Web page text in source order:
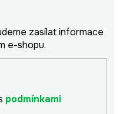
zasílat informace
e-shopu.
podmínkami